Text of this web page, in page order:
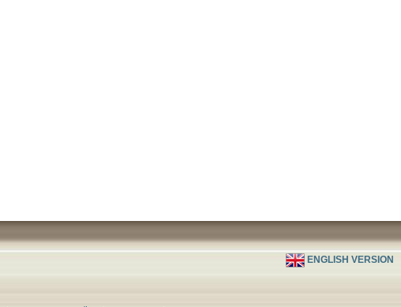
ENGLISH VERSION